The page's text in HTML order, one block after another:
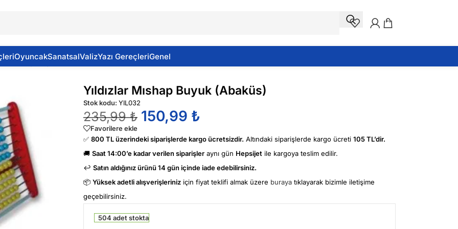
OyuncakSanatsalValizYazı GereçleriGenel
Mıshap Buyuk (Abaküs)
Yıldızlar Mıshap Buyuk (Abaküs)
Stok kodu: YIL032
235,99₺ 150,99 ₺
Favorilere ekle
✅ 800 TL üzerindeki siparişlerde kargo ücretsizdir. Altındaki siparişlerde kargo ücreti 105 TL’dir.
🚚 Saat 14:00’e kadar verilen siparişler aynı gün Hepsijet ile kargoya teslim edilir.
↩️ Satın aldığınız ürünü 14 gün içinde iade edebilirsiniz.
📦 Yüksek adetli alışverişleriniz için fiyat teklifi almak üzere buraya tıklayarak bizimle iletişime
geçebilirsiniz.
504 adet stokta